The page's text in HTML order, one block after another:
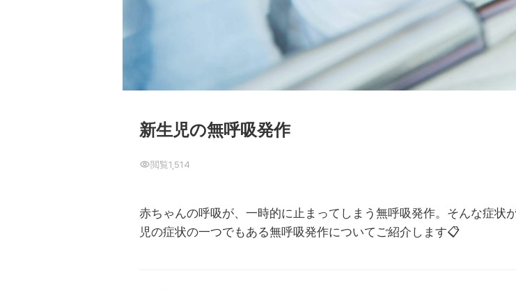
新生児の無呼吸発作
閲覧1,514
赤ちゃんの呼吸が、一時的に止まってしまう無呼吸発作。そんな症状
児の症状の一つでもある無呼吸発作についてご紹介します📋